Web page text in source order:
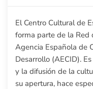
El Centro Cultural de
forma parte de la Red
Agencia Española de
Desarrollo (AECID).
y la difusión de la
su apertura, hace